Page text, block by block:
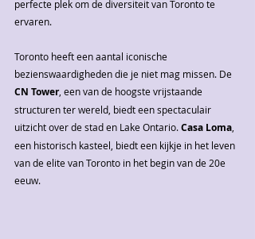
perfecte plek om de diversiteit van Toronto te
ervaren.
Toronto heeft een aantal iconische
bezienswaardigheden die je niet mag missen. De
CN Tower, een van de hoogste vrijstaande
structuren ter wereld, biedt een spectaculair
uitzicht over de stad en Lake Ontario. Casa Loma,
een historisch kasteel, biedt een kijkje in het leven
van de elite van Toronto in het begin van de 20e
eeuw.